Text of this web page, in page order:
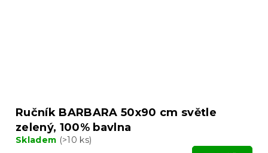
Ručník BARBARA 50x90 cm světle
zelený, 100% bavlna
Skladem (>10 ks)